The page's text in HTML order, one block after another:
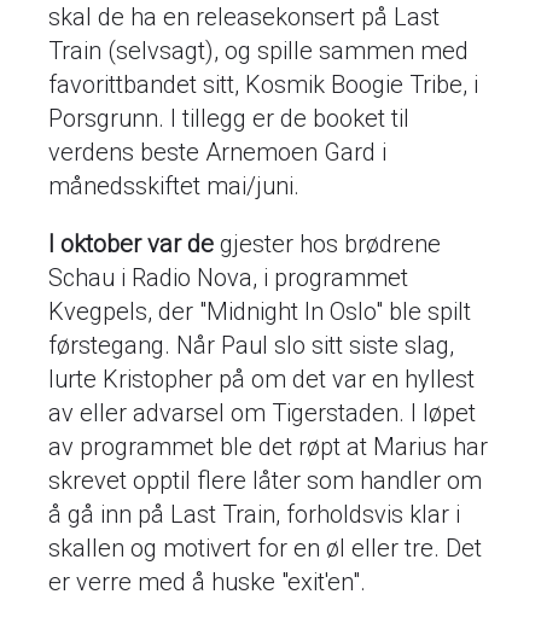
skal de ha en releasekonsert på Last
Train (selvsagt), og spille sammen med
favorittbandet sitt, Kosmik Boogie Tribe, i
Porsgrunn. I tillegg er de booket til
verdens beste Arnemoen Gard i
månedsskiftet mai/juni.
I oktober var de gjester hos brødrene
Schau i Radio Nova, i programmet
Kvegpels, der "Midnight In Oslo" ble spilt
førstegang. Når Paul slo sitt siste slag,
lurte Kristopher på om det var en hyllest
av eller advarsel om Tigerstaden. I løpet
av programmet ble det røpt at Marius har
skrevet opptil flere låter som handler om
å gå inn på Last Train, forholdsvis klar i
skallen og motivert for en øl eller tre. Det
er verre med å huske "exit'en".